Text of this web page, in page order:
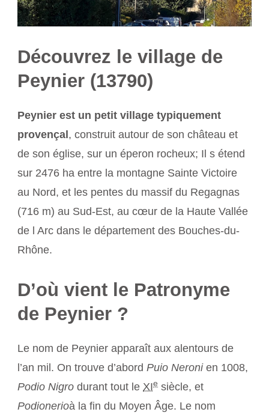
Découvrez le village de
Peynier (13790)
Peynier est un petit village typiquement
provençal , construit autour de son château et
de son église, sur un éperon rocheux; Il s étend
sur 2476 ha entre la montagne Sainte Victoire
au Nord, et les pentes du massif du Regagnas
(716 m) au Sud-Est, au cœur de la Haute Vallée
de l Arc dans le département des Bouches-du-
Rhône.
D’où vient le Patronyme
de Peynier ?
Le nom de Peynier apparaît aux alentours de
l’an mil. On trouve d’abord Puio Neronien 1008,
Podio Nigro durant tout le XIe siècle, et
Podionerioà la fin du Moyen Âge. Le nom